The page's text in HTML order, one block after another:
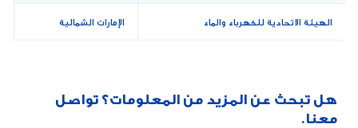
الهيئة الاتحادية للكهرباء والماء الإمارات الشمالية
هل تبحث عن المزيد من المعلومات؟ تواصل
معنا.